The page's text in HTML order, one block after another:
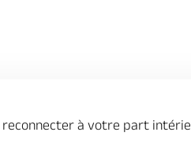
reconnecter à votre part